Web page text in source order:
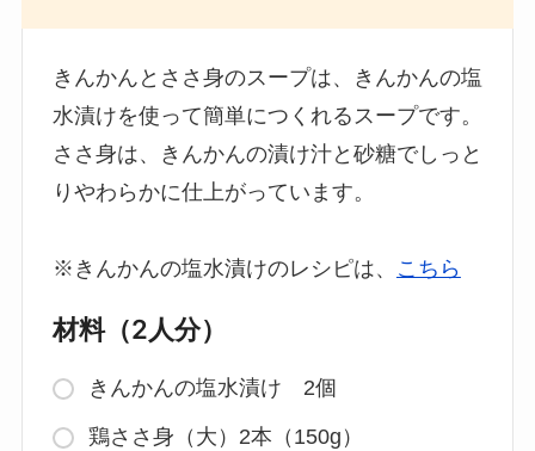
きんかんとささ身のスープは、きんかんの塩
水漬けを使って簡単につくれるスープです。
ささ身は、きんかんの漬け汁と砂糖でしっと
りやわらかに仕上がっています。
※きんかんの塩水漬けのレシピは、 こちら
材料（2人分）
きんかんの塩水漬け 2個
鶏ささ身（大）2本（150g）